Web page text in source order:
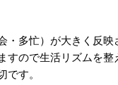
多忙）が大きく反
ので生活リズムを
です。